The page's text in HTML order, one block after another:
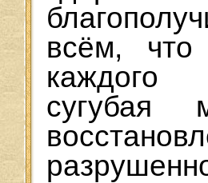
всём, что